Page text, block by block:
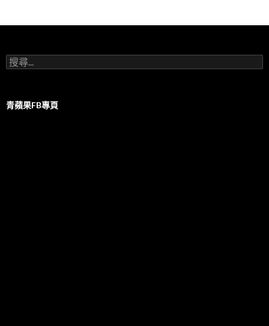
k
p
搜
尋
字:
青蘋果FB專頁